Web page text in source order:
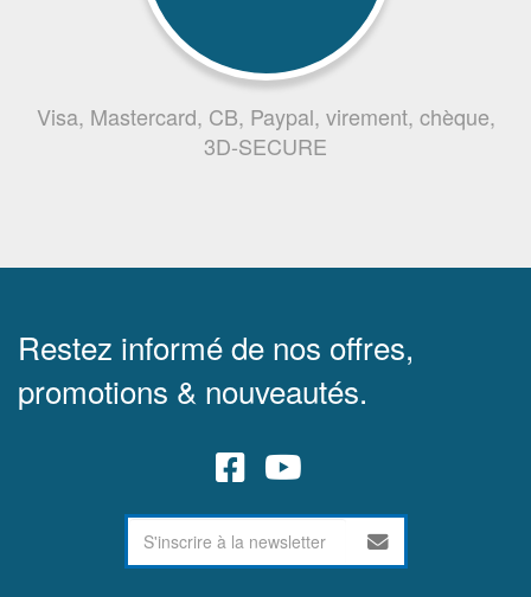
Visa, Mastercard, CB, Paypal, virement, chèque,
3D-SECURE
Restez informé de nos offres,
promotions & nouveautés.